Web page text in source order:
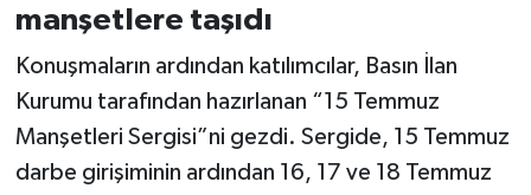
manşetlere taşıdı
Konuşmaların ardından katılımcılar, Basın İlan
Kurumu tarafından hazırlanan “15 Temmuz
Manşetleri Sergisi”ni gezdi. Sergide, 15 Temmuz
darbe girişiminin ardından 16, 17 ve 18 Temmuz